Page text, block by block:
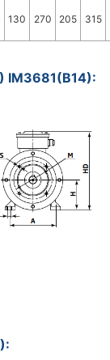
130 270 205 315
IM3681(B14):